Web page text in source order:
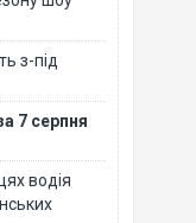
з-під
7 серпня
водія